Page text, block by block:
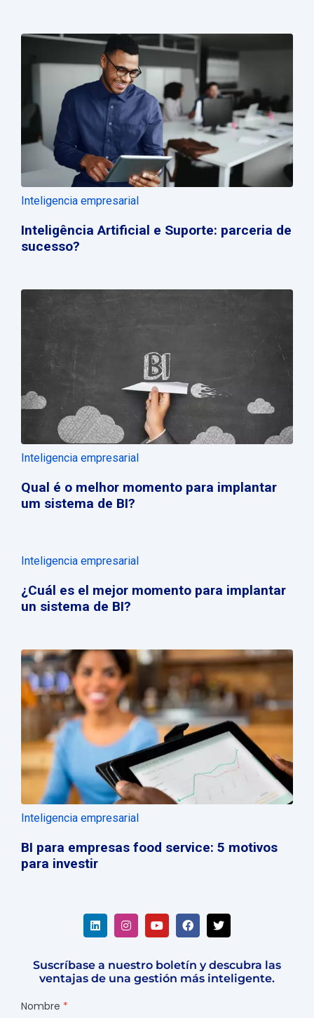
Inteligencia empresarial
Inteligência Artificial e Suporte: parceria de
sucesso?
Inteligencia empresarial
Qual é o melhor momento para implantar
um sistema de BI?
Inteligencia empresarial
¿Cuál es el mejor momento para implantar
un sistema de BI?
Inteligencia empresarial
BI para empresas food service: 5 motivos
para investir
Suscríbase a nuestro boletín y descubra las
ventajas de una gestión más inteligente.
Nombre